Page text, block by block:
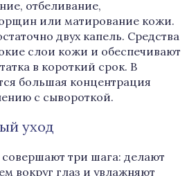
отбеливание,
или матирование кожи.
двух капель. Средства
слои кожи и обеспечивают
в короткий срок. В
большая концентрация
с сывороткой.
уход
три шага: делают
вокруг глаз и увлажняют